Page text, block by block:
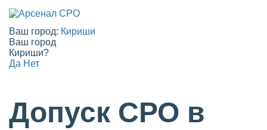
Ваш город: Кириши
Ваш город
Кириши?
Да Нет
Допуск СРО в